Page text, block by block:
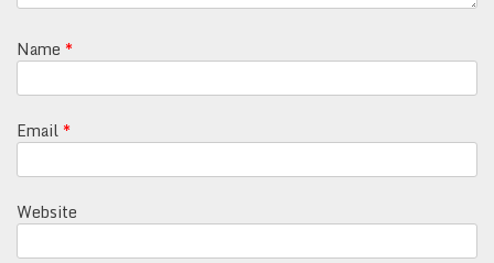
Name *
Email *
Website